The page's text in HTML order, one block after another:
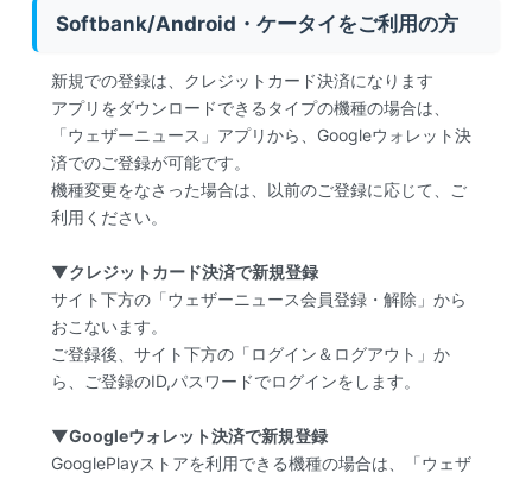
Softbank/Android・ケータイをご利用の方
新規での登録は、クレジットカード決済になります
アプリをダウンロードできるタイプの機種の場合は、
「ウェザーニュース」アプリから、Googleウォレット決
済でのご登録が可能です。
機種変更をなさった場合は、以前のご登録に応じて、ご
利用ください。
▼クレジットカード決済で新規登録
サイト下方の「ウェザーニュース会員登録・解除」から
おこないます。
ご登録後、サイト下方の「ログイン＆ログアウト」か
ら、ご登録のID,パスワードでログインをします。
▼Googleウォレット決済で新規登録
GooglePlayストアを利用できる機種の場合は、「ウェザ